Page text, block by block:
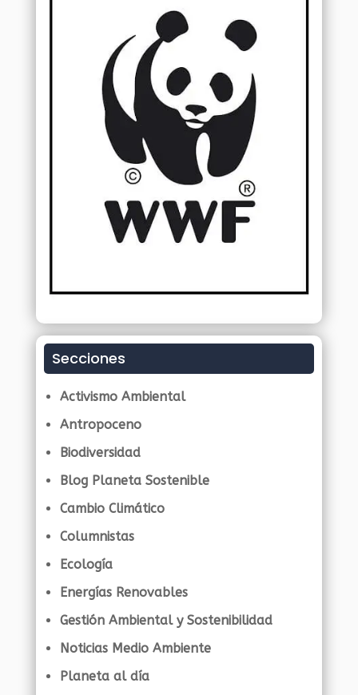
Secciones
Activismo Ambiental
Antropoceno
Biodiversidad
Blog Planeta Sostenible
Cambio Climático
Columnistas
Ecología
Energías Renovables
Gestión Ambiental y Sostenibilidad
Noticias Medio Ambiente
Planeta al día